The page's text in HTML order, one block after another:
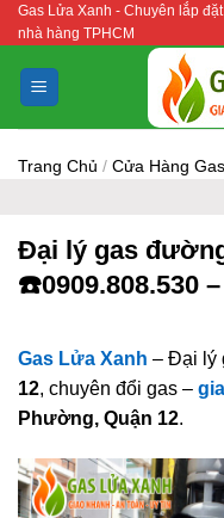
Bỏ
qua
nội
dung
Gas Lửa Xanh - Chuyên lắp
nhà hàng TPHCM
Trang Chủ / Cửa Hàng
Đại lý gas
☎️0909.808.530
Gas Lửa Xanh – Đại lý
12, chuyên đổi gas –
Phường, Quận 12.